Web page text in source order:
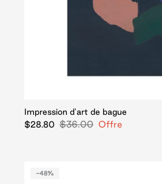
Impression d'art de bague
$28.80 $36.00 Offre
-48%